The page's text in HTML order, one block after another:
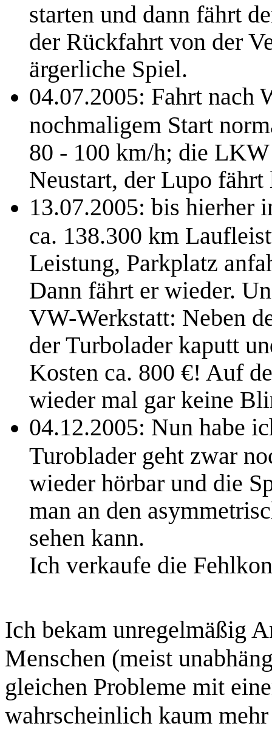
starten und dann fährt
der Rückfahrt von der
ärgerliche Spiel.
04.07.2005: Fahrt nach
nochmaligem Start
80 - 100 km/h; die
Neustart, der Lupo fährt
13.07.2005: bis hierher
ca. 138.300 km
Leistung, Parkplatz
Dann fährt er wieder.
VW-Werkstatt: Neben
der Turbolader kaputt
Kosten ca. 800 €! Auf
wieder mal gar keine
04.12.2005: Nun habe
Turoblader geht zwar
wieder hörbar und die
man an den
sehen kann.
Ich verkaufe die
Ich bekam unregelmäßig
Menschen (meist
gleichen Probleme mit
wahrscheinlich kaum